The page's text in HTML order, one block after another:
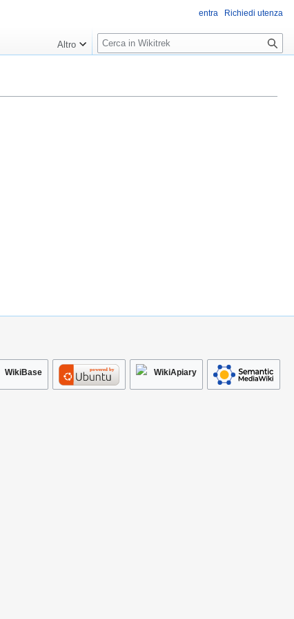
entra Richiedi utenza
Altro
R
i
r